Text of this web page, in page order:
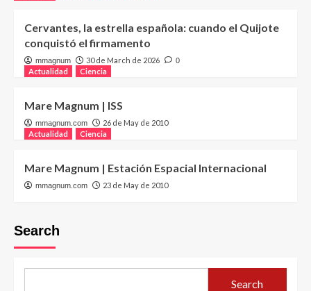
Cervantes, la estrella española: cuando el Quijote
conquistó el firmamento
mmagnum 30 de March de 2026 0
Actualidad Ciencia
Mare Magnum | ISS
mmagnum.com
26 de May de 2010
Actualidad
Ciencia
Mare Magnum | Estación Espacial Internacional
mmagnum.com 23 de May de 2010
Search
Search